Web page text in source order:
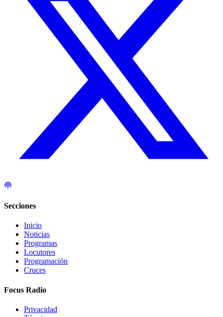
Secciones
Inicio
Noticias
Programas
Locutores
Programación
Cruces
Focus Radio
Privacidad